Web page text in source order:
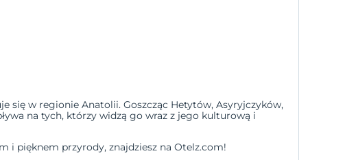
się w regionie Anatolii. Goszcząc Hetytów, Asyryjczyków,
na tych, którzy widzą go wraz z jego kulturową i
i pięknem przyrody, znajdziesz na Otelz.com!